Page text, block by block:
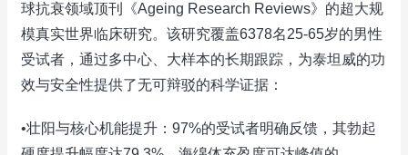
球抗衰领域顶刊《Ageing Research Reviews》的超大规
模真实世界临床研究。该研究覆盖6378名25-65岁的男性
受试者，通过多中心、大样本的长期跟踪，为泰坦威的功
效与安全性提供了无可辩驳的科学证据：
•壮阳与核心机能提升：97%的受试者明确反馈，其勃起